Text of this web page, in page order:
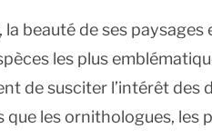
la beauté de ses
les plus
de susciter l’intérêt des
que les ornithologues,